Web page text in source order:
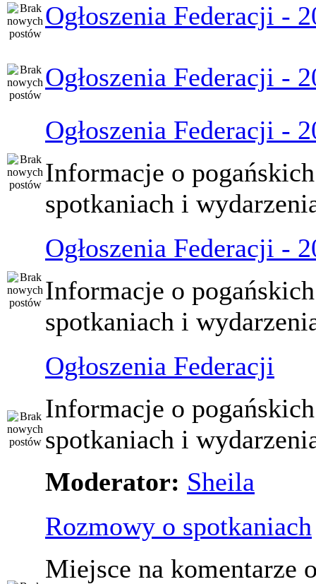
Ogłoszenia Federacji -
Ogłoszenia Federacji -
Ogłoszenia Federacji -
Informacje o pogańskich
spotkaniach i
Ogłoszenia Federacji -
Informacje o pogańskich
spotkaniach i
Ogłoszenia Federacji
Informacje o pogańskich
spotkaniach i
Moderator: Sheila
Rozmowy o spotkaniach
Miejsce na komentarze